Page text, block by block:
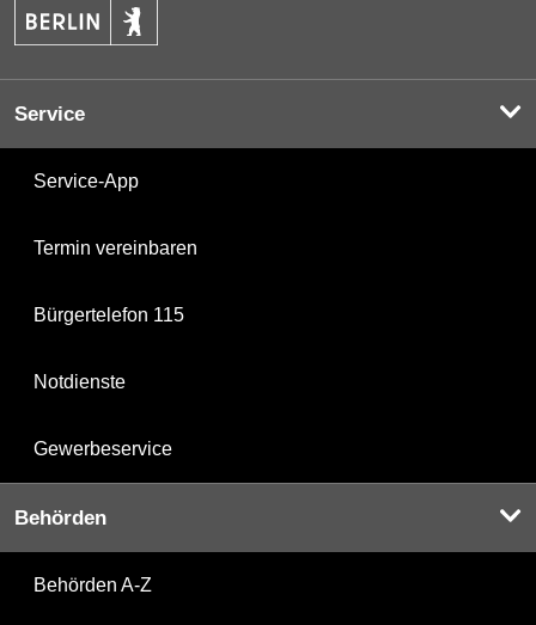
Service
Service-App
Termin vereinbaren
Bürgertelefon 115
Notdienste
Gewerbeservice
Behörden
Behörden A-Z